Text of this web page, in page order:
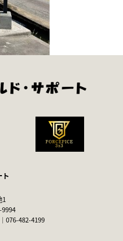
ト
1
9994
076-482-4199